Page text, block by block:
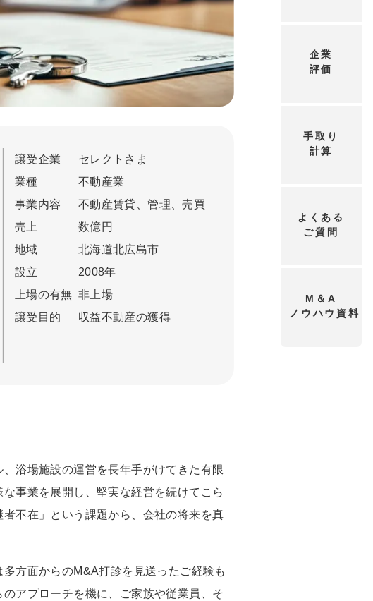
企業
評価
手取り
計算
よくある
ご質問
M＆A
ノウハウ資料
譲受企業
セレクトさま
業種
不動産業
事業内容
不動産賃貸、管理、売買
売上
数億円
地域
北海道北広島市
設立
2008年
上場の有無 非上場
譲受目的
収益不動産の獲得
浴場施設の運営を長年手がけてきた有限
事業を展開し、堅実な経営を続けてこら
不在」という課題から、会社の将来を真
多方面からのM&A打診を見送ったご経験も
アプローチを機に、ご家族や従業員、そ